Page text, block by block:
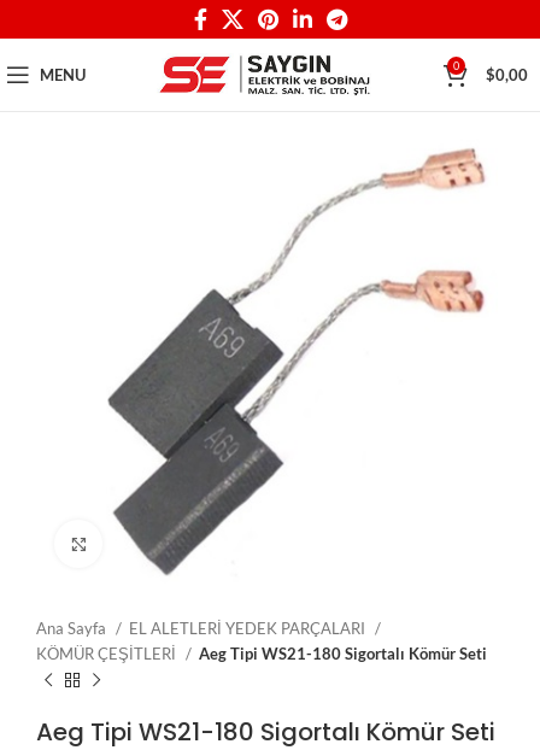
MENU 0 $0,00
Click to enlarge
Ana Sayfa
EL ALETLERİ YEDEK PARÇALARI
KÖMÜR ÇEŞİTLERİ
Aeg Tipi WS21-180 Sigortalı Kömür Seti
Aeg Tipi WS21-180 Sigortalı Kömür Seti